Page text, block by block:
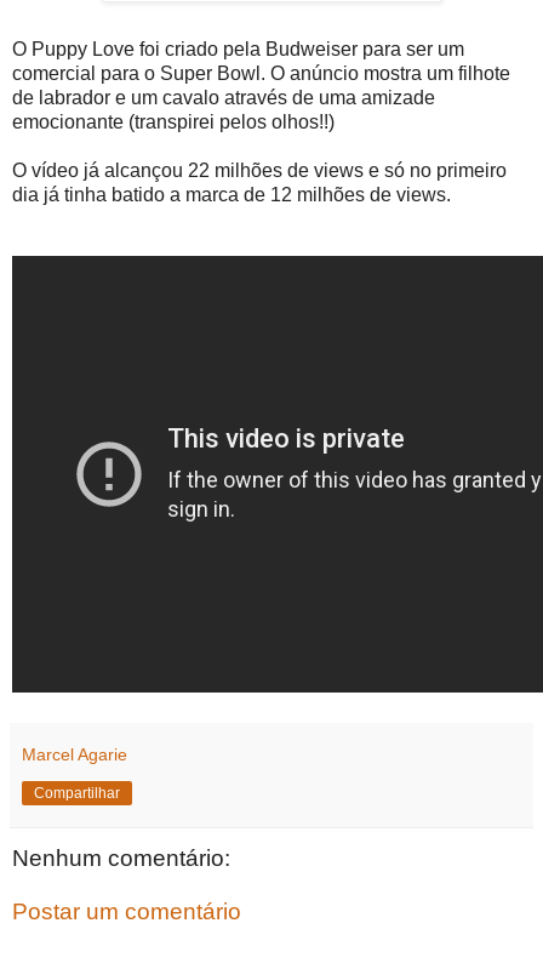
O Puppy Love foi criado pela Budweiser para ser um
comercial para o Super Bowl. O anúncio mostra um filhote
de labrador e um cavalo através de uma amizade
emocionante (transpirei pelos olhos!!)
O vídeo já alcançou 22 milhões de views e só no primeiro
dia já tinha batido a marca de 12 milhões de views.
Marcel Agarie
Compartilhar
Nenhum comentário:
Postar um comentário